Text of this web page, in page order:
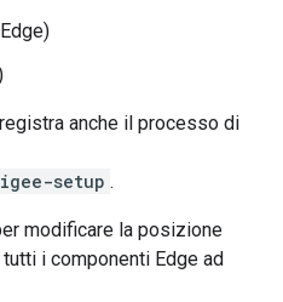
anche il processo di
setup .
modificare la posizione
i componenti Edge ad